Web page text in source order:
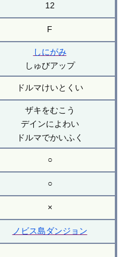
12
F
しにがみ
しゅびアップ
ドルマけいとくい
ザキをむこう
デインによわい
ドルマでかいふく
○
○
×
ノビス島ダンジョン